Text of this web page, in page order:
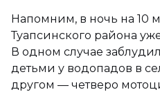
Напомним, в ночь на 10
Туапсинского района
В одном случае
детьми у водопадов в
другом — четверо